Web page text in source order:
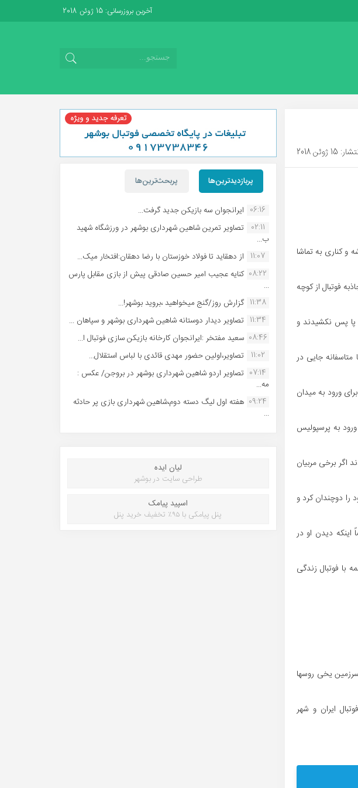
آخرین بروزرسانی: 15 ژوئن 2018
ژوئن 2018
و کناری به تماشا
فوتبال از کوچه
پا پس نکشیدند و
متاسفانه جایی در
ورود به میدان
به پرسپولیس
اگر برخی مربیان
دوچندان کرد و
دیدن او در
با فوتبال زندگی
یخی روسها
ایران و شهر
پربازدیدترین‌ها پربحث‌ترین‌ها
06:16 ایرانجوان سه بازیکن جدید گرفت...
02:11
تصاویر تمرین شاهین شهردارى بوشهر در ورزشگاه شهید
ب...
11:07 از دهقاید تا فولاد خوزستان با رضا دهقان:افتخار میک...
08:22 کنایه عجیب امیر حسین صادقی پیش از بازی مقابل پارس
...
11:38 گزارش روز/گنج میخواهید ،بروید بوشهر!...
11:34 تصاویر دیدار دوستانه شاهین شهردارى بوشهر و سپاهان ...
08:46 سعید مفتخر :ایرانجوان کارخانه بازیکن سازی فوتبال ا...
11:02
تصاویر،اولین حضور مهدی قائدی با لباس استقلال...
07:14 تصاویر اردو شاهین شهرداری بوشهر در بروجن/ عکس :
مه...
09:24 هفته اول لیگ دسته دوم،شاهین شهرداری بازی پر حادثه
...
لیان ایده
طراحی سایت در بوشهر
اسپید پیامک
پنل پیامکی با ۹۵٪ تخفیف خرید پنل